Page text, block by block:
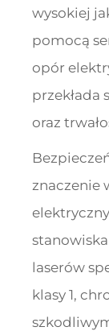
wysokiej
pomocą
opór
przekłada
oraz
znaczenie
laserów
klasy 1,